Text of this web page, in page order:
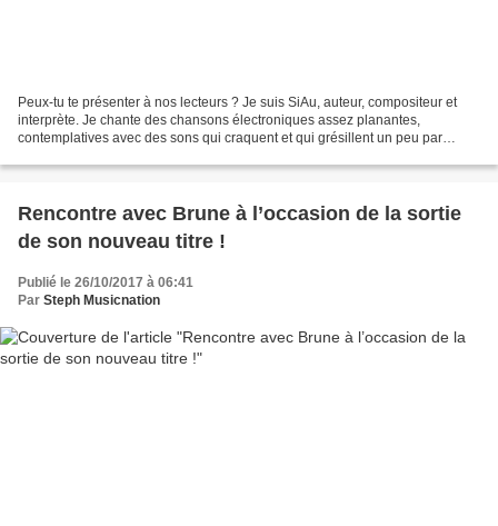
Peux-tu te présenter à nos lecteurs ? Je suis SiAu, auteur, compositeur et
interprète. Je chante des chansons électroniques assez planantes,
contemplatives avec des sons qui craquent et qui grésillent un peu par
Rencontre avec Brune à l’occasion de la sortie
de son nouveau titre !
Publié le 26/10/2017 à 06:41
Par Steph Musicnation